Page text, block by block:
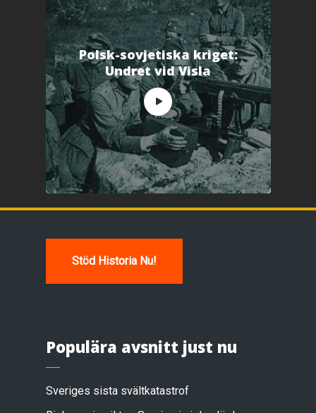
Polsk-sovjetiska kriget:
Undret vid Visla
Stöd Historia Nu!
Populära avsnitt just nu
Sveriges sista svältkatastrof